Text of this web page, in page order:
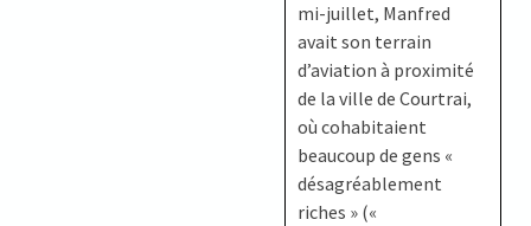
mi-juillet, Manfred
avait son terrain
d’aviation à proximité
de la ville de Courtrai,
où cohabitaient
beaucoup de gens «
désagréablement
riches » («